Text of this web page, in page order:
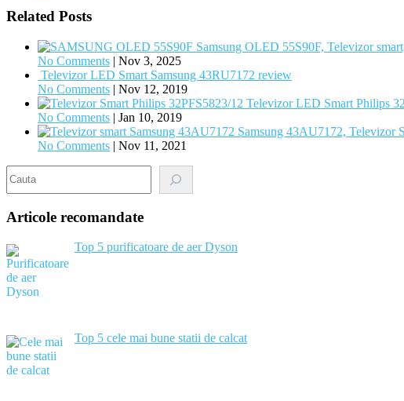
Related Posts
Samsung OLED 55S90F, Televizor
No Comments | Nov 3, 2025
Televizor LED Smart Samsung 43RU7172 review
No Comments | Nov 12, 2019
Televizor LED Smart Philips
No Comments | Jan 10, 2019
Samsung 43AU7172, Televizor
No Comments | Nov 11, 2021
Articole recomandate
Top 5 purificatoare de aer Dyson
Top 5 cele mai bune statii de calcat